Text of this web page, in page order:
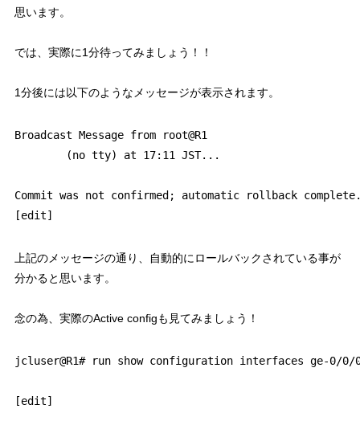
思います。
では、実際に1分待ってみましょう！！
1分後には以下のようなメッセージが表示されます。
Broadcast Message
(no tty) at
Commit was not confirmed; automatic rollback
上記のメッセージの通り、自動的にロールバックされている事が
分かると思います。
念の為、実際のActive configも見てみましょう！
jcluser@R1# run show configuration interfaces ge-